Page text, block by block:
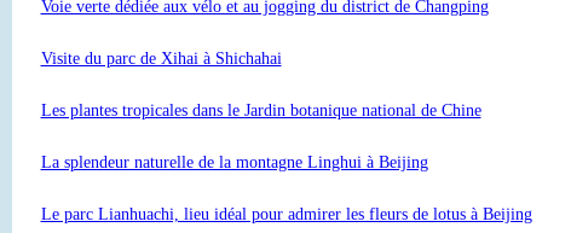
Voie verte dédiée aux vélo et au jogging du district de Changping
Visite du parc de Xihai à Shichahai
Les plantes tropicales dans le Jardin botanique national de Chine
La splendeur naturelle de la montagne Linghui à Beijing
Le parc Lianhuachi, lieu idéal pour admirer les fleurs de lotus à Beijing